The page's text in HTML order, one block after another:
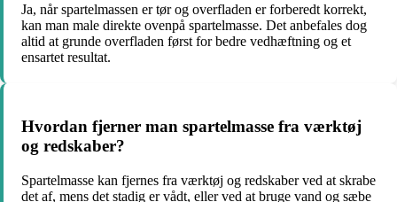
Ja, når spartelmassen er tør og overfladen er forberedt korrekt,
kan man male direkte ovenpå spartelmasse. Det anbefales dog
altid at grunde overfladen først for bedre vedhæftning og et
ensartet resultat.
Hvordan fjerner man spartelmasse fra værktøj
og redskaber?
Spartelmasse kan fjernes fra værktøj og redskaber ved at skrabe
det af, mens det stadig er vådt, eller ved at bruge vand og sæbe